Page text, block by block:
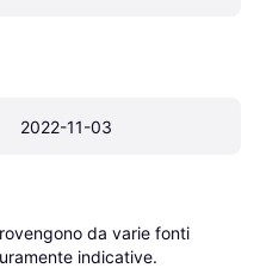
2022-11-03
da varie fonti
indicative.